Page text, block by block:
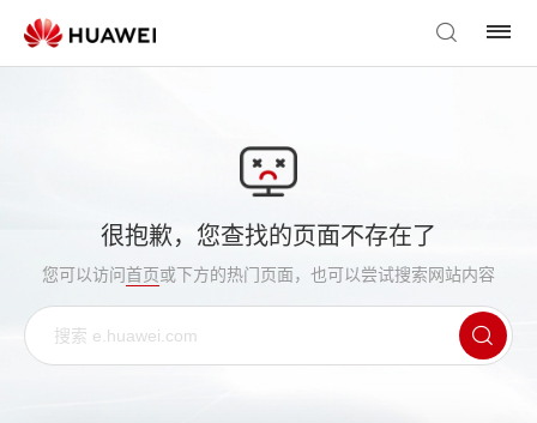
很抱歉，您查找的页面不存在了
您可以访问首页或下方的热门页面，也可以尝试搜索网站内容